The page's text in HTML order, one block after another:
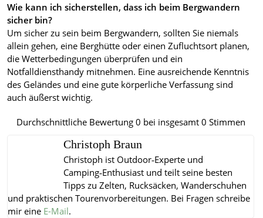
Wie kann ich sicherstellen, dass ich beim Bergwandern
sicher bin?
Um sicher zu sein beim Bergwandern, sollten Sie niemals
allein gehen, eine Berghütte oder einen Zufluchtsort planen,
die Wetterbedingungen überprüfen und ein
Notfalldiensthandy mitnehmen. Eine ausreichende Kenntnis
des Geländes und eine gute körperliche Verfassung sind
auch äußerst wichtig.
Durchschnittliche Bewertung0 bei insgesamt0 Stimmen
Christoph Braun
Christoph ist Outdoor‑Experte und
Camping‑Enthusiast und teilt seine besten
Tipps zu Zelten, Rucksäcken, Wanderschuhen
und praktischen Tourenvorbereitungen. Bei Fragen schreibe
mir eine E-Mail.